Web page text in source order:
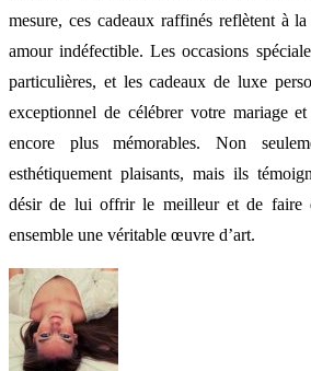
mesure, ces cadeaux raffinés reflètent à
amour indéfectible. Les occasions
particulières, et les cadeaux de luxe
exceptionnel de célébrer votre mariage
encore plus mémorables. Non
esthétiquement plaisants, mais ils
désir de lui offrir le meilleur et de faire
ensemble une véritable œuvre d’art.